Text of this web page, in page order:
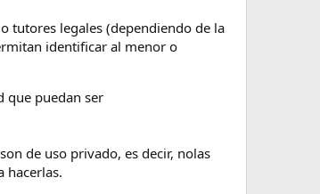
tutores legales (dependiendo de la
identificar al menor o
que puedan ser
de uso privado, es decir, nolas
hacerlas.